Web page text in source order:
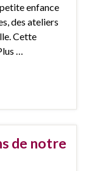
enfance
des ateliers
Cette
…
de notre